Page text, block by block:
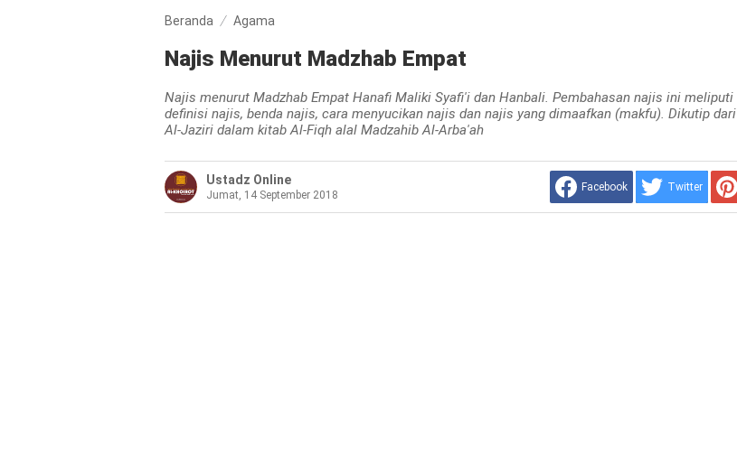
Beranda Agama
Najis Menurut Madzhab Empat
Najis menurut Madzhab Empat Hanafi Maliki Syafi'i dan Hanbali. Pembahasan najis ini meliputi
definisi najis, benda najis, cara menyucikan najis dan najis yang dimaafkan (makfu). Dikutip dari
Al-Jaziri dalam kitab Al-Fiqh alal Madzahib Al-Arba'ah
Ustadz Online
Jumat, 14 September 2018
Facebook Twitter